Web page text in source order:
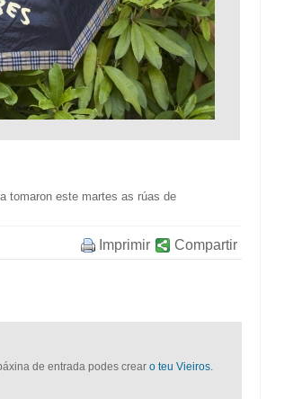
tomaron este martes as rúas de
Compartir
Imprimir
de entrada podes crear o teu Vieiros.